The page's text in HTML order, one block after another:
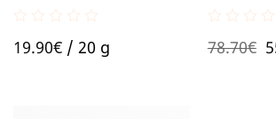
out
19.90€/ 20 g
vizažisčių
out
78.70€